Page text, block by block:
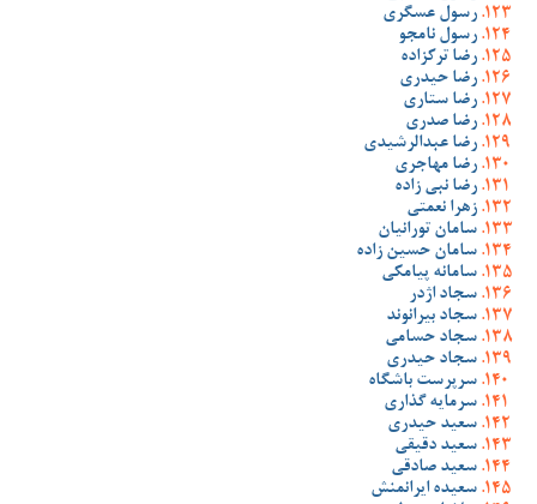
رسول عسگری
رسول نامجو
رضا ترکزاده
رضا حیدری
رضا ستاری
رضا صدری
رضا عبدالرشیدی
رضا مهاجری
رضا نبی زاده
زهرا نعمتی
سامان تورانیان
سامان حسین زاده
سامانه پیامکی
سجاد اژدر
سجاد بیرانوند
سجاد حسامی
سجاد حیدری
سرپرست باشگاه
سرمایه گذاری
سعید حیدری
سعید دقیقی
سعید صادقی
سعیده ایرانمنش